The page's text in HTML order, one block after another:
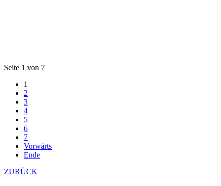
Seite 1 von 7
1
2
3
4
5
6
7
Vorwärts
Ende
ZURÜCK